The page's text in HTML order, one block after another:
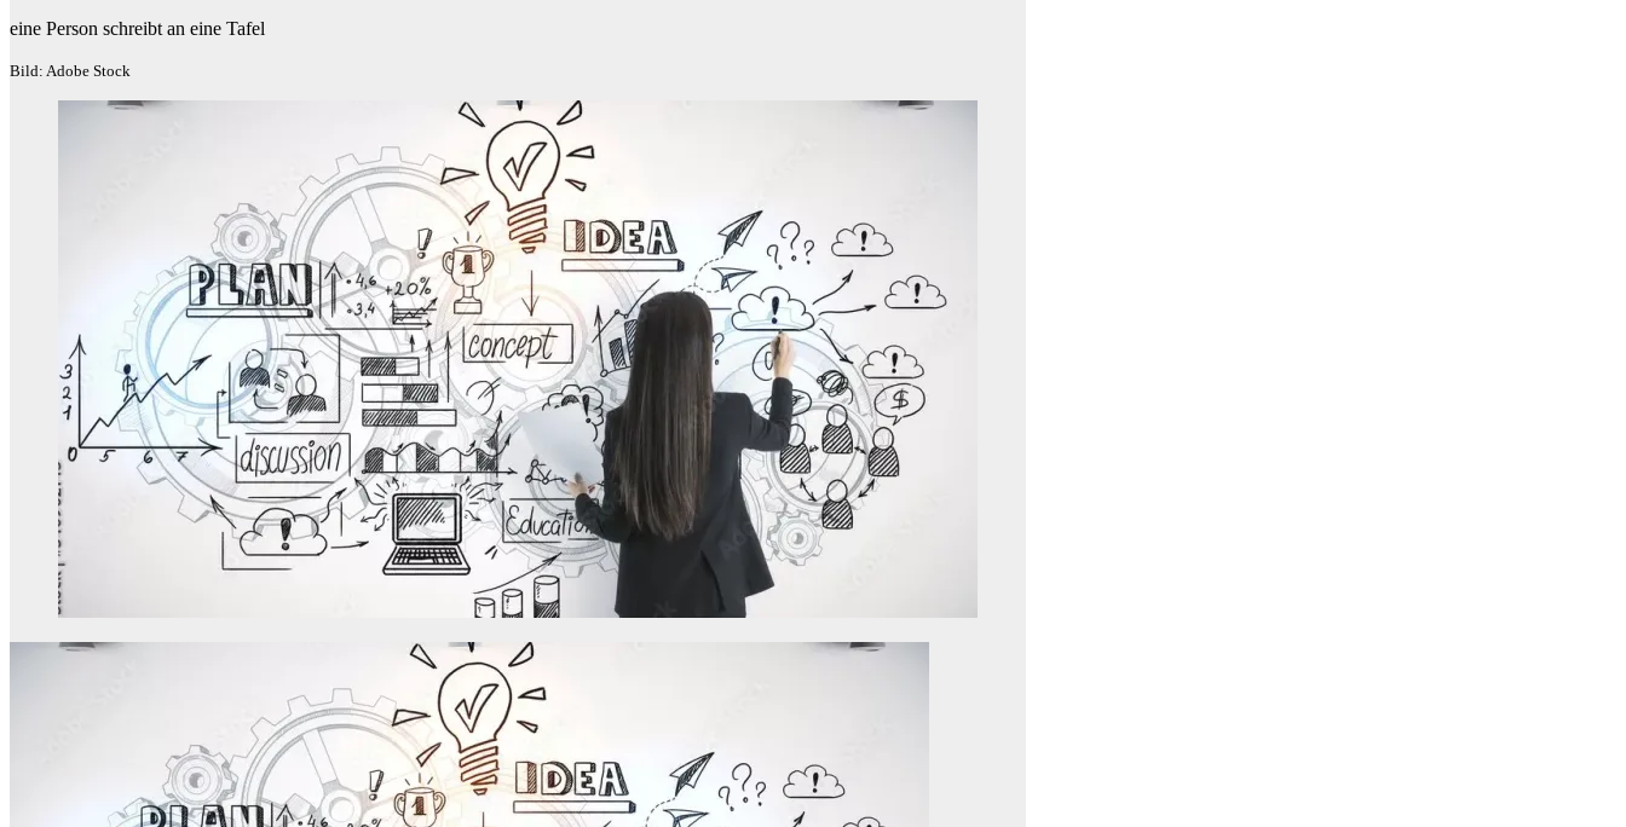
eine Person schreibt an eine Tafel
Bild: Adobe Stock